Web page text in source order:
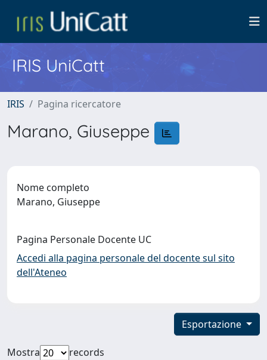
IRIS UniCatt
IRIS Pagina ricercatore
Marano, Giuseppe
Nome completo
Marano, Giuseppe
Pagina Personale Docente UC
Accedi alla pagina personale del docente sul sito
dell'Ateneo
Esportazione
Mostra
records